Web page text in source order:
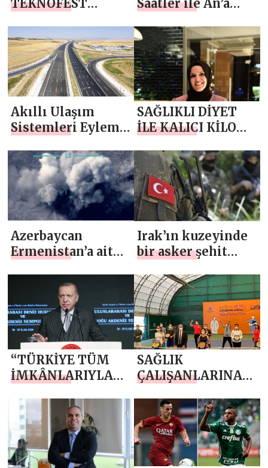
TEKNOFEST
BİR ŞEHİR
Saatler ile An’a
Akıllı Ulaşım
Sistemleri Eylem
SAĞLIKLI DİYET
İLE KALICI KİLO
FORMÜLÜ
Azerbaycan
Ermenistan’a ait
hedefi ateş altına
Irak’ın kuzeyinde
bir asker şehit
“TÜRKİYE TÜM
İMKÂNLARIYLA
YANINDA OLMAYI
SÜRDÜRECEK”
SAĞLIK
ÇALIŞANLARINA